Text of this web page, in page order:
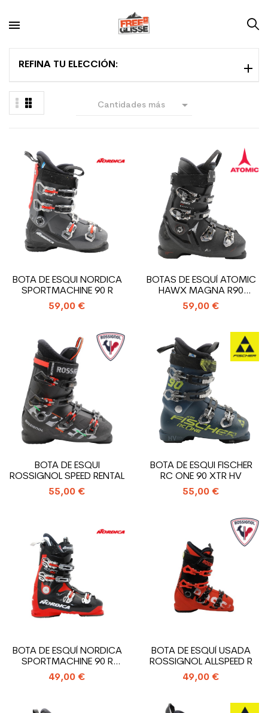
REFINA TU ELECCIÓN:
Cantidades más 
BOTA DE ESQUI NORDICA
SPORTMACHINE 90 R
59,00 €
BOTAS DE ESQUÍ ATOMIC
HAWX MAGNA R90
USADAS
59,00 €
BOTA DE ESQUI
ROSSIGNOL SPEED RENTAL
55,00 €
BOTA DE ESQUI FISCHER
RC ONE 90 XTR HV
55,00 €
BOTA DE ESQUÍ NORDICA
SPORTMACHINE 90 R
USADA
49,00 €
BOTA DE ESQUÍ USADA
ROSSIGNOL ALLSPEED R
49,00 €